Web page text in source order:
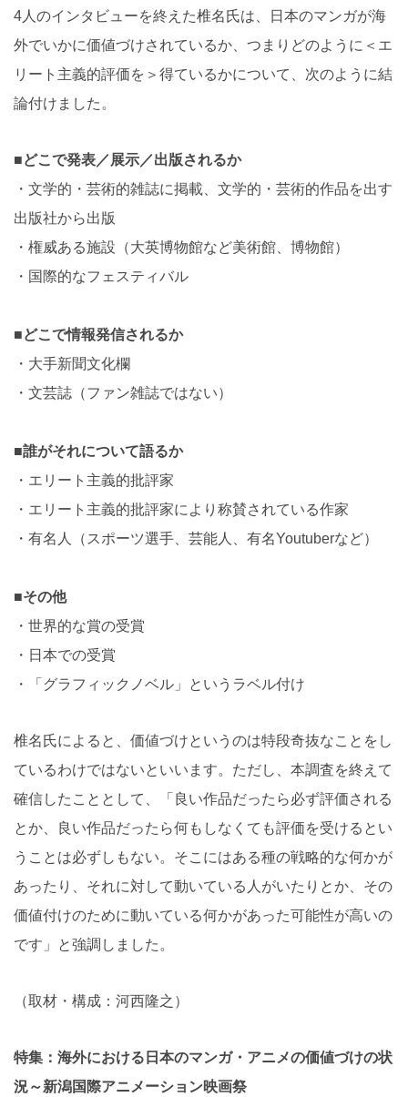
4人のインタビューを終えた椎名氏は、日本のマンガが海
外でいかに価値づけされているか、つまりどのように＜エ
リート主義的評価を＞得ているかについて、次のように結
論付けました。
■どこで発表／展示／出版されるか
・文学的・芸術的雑誌に掲載、文学的・芸術的作品を出す
出版社から出版
・権威ある施設（大英博物館など美術館、博物館）
・国際的なフェスティバル
■どこで情報発信されるか
・大手新聞文化欄
・文芸誌（ファン雑誌ではない）
■誰がそれについて語るか
・エリート主義的批評家
・エリート主義的批評家により称賛されている作家
・有名人（スポーツ選手、芸能人、有名Youtuberなど）
■その他
・世界的な賞の受賞
・日本での受賞
・「グラフィックノベル」というラベル付け
椎名氏によると、価値づけというのは特段奇抜なことをし
ているわけではないといいます。ただし、本調査を終えて
確信したこととして、「良い作品だったら必ず評価される
とか、良い作品だったら何もしなくても評価を受けるとい
うことは必ずしもない。そこにはある種の戦略的な何かが
あったり、それに対して動いている人がいたりとか、その
価値付けのために動いている何かがあった可能性が高いの
です」と強調しました。
（取材・構成：河西隆之）
特集：海外における日本のマンガ・アニメの価値づけの状
況～新潟国際アニメーション映画祭